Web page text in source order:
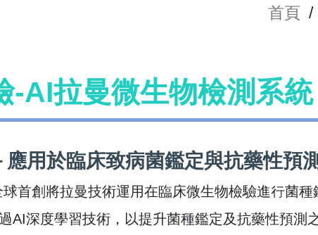
首頁 /
-AI拉曼微生物檢測系統
應用於臨床致病菌鑑定與抗藥性預測
首創將拉曼技術運用在臨床微生物檢驗進行菌
AI深度學習技術，以提升菌種鑑定及抗藥性預測